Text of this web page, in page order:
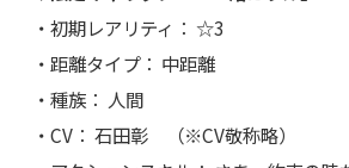
・初期レアリティ： ☆3
・距離タイプ： 中距離
・種族： 人間
・CV： 石田彰 （※CV敬称略）